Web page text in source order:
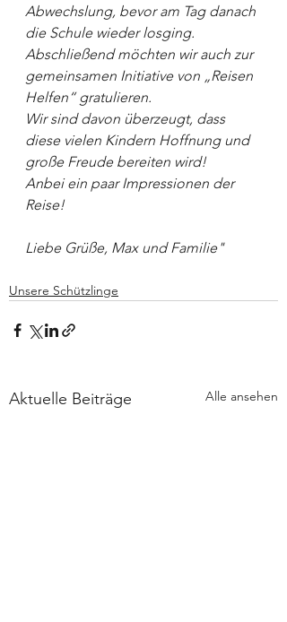
Abwechslung, bevor am Tag danach
die Schule wieder losging.
Abschließend möchten wir auch zur
gemeinsamen Initiative von „Reisen
Helfen“ gratulieren.
Wir sind davon überzeugt, dass
diese vielen Kindern Hoffnung und
große Freude bereiten wird!
Anbei ein paar Impressionen der
Reise!
Liebe Grüße, Max und Familie"
Unsere Schützlinge
Aktuelle Beiträge Alle ansehen